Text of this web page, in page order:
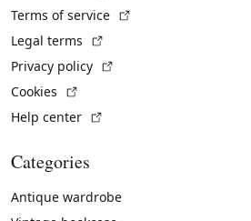
Terms of service
Legal terms
Privacy policy
Cookies
Help center
Categories
Antique wardrobe